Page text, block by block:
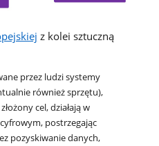
z kolei sztuczną
przez ludzi systemy
również sprzętu),
cel, działają w
postrzegając
pozyskiwanie danych,